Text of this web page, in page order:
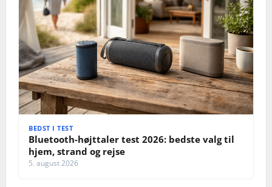
BEDST I TEST
Bluetooth-højttaler test 2026: bedste valg til
hjem, strand og rejse
5. august 2026